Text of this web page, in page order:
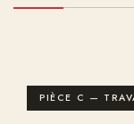
PIÈCE C —